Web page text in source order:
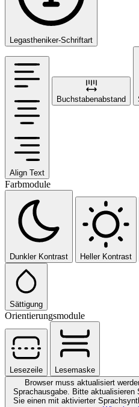
Legastheniker-Schriftart
Align Text
Buchstabenabstand
Farbmodule
Dunkler Kontrast Heller Kontrast
Sättigung
Orientierungsmodule
Lesezeile
Lesemaske
Browser muss aktualisiert
Sprachausgabe. Bitte aktualisieren
Sie einen mit aktivierter